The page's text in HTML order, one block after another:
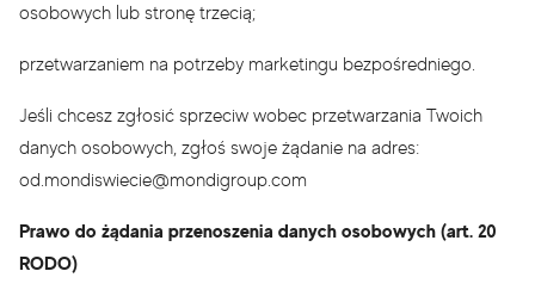
osobowych lub stronę trzecią;
przetwarzaniem na potrzeby marketingu bezpośredniego.
Jeśli chcesz zgłosić sprzeciw wobec przetwarzania Twoich
danych osobowych, zgłoś swoje żądanie na adres:
od.mondiswiecie@mondigroup.com
Prawo do żądania przenoszenia danych osobowych (art. 20
RODO)